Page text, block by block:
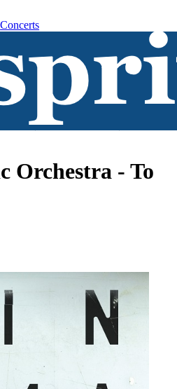
Concerts
Orchestra - To